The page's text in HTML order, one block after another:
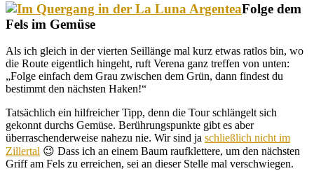
Folge dem
Fels im Gemüse
Als ich gleich in der vierten Seillänge mal kurz etwas ratlos bin, wo
die Route eigentlich hingeht, ruft Verena ganz treffen von unten:
„Folge einfach dem Grau zwischen dem Grün, dann findest du
bestimmt den nächsten Haken!“
Tatsächlich ein hilfreicher Tipp, denn die Tour schlängelt sich
gekonnt durchs Gemüse. Berührungspunkte gibt es aber
überraschenderweise nahezu nie. Wir sind ja schließlich nicht im
Zillertal 😉 Dass ich an einem Baum raufklettere, um den nächsten
Griff am Fels zu erreichen, sei an dieser Stelle mal verschwiegen.